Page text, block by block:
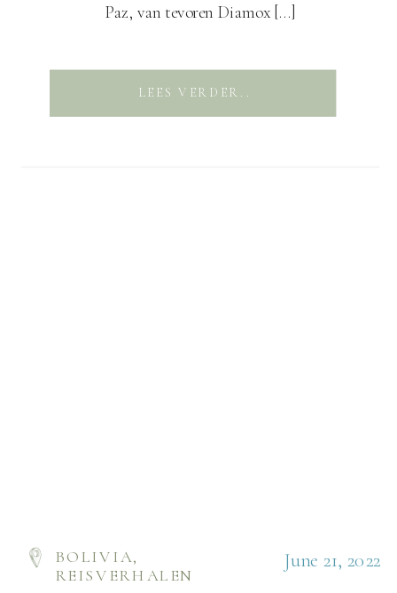
Paz, van tevoren Diamox […]
LEES VERDER..
BOLIVIA,
REISVERHALEN
June 21, 2022